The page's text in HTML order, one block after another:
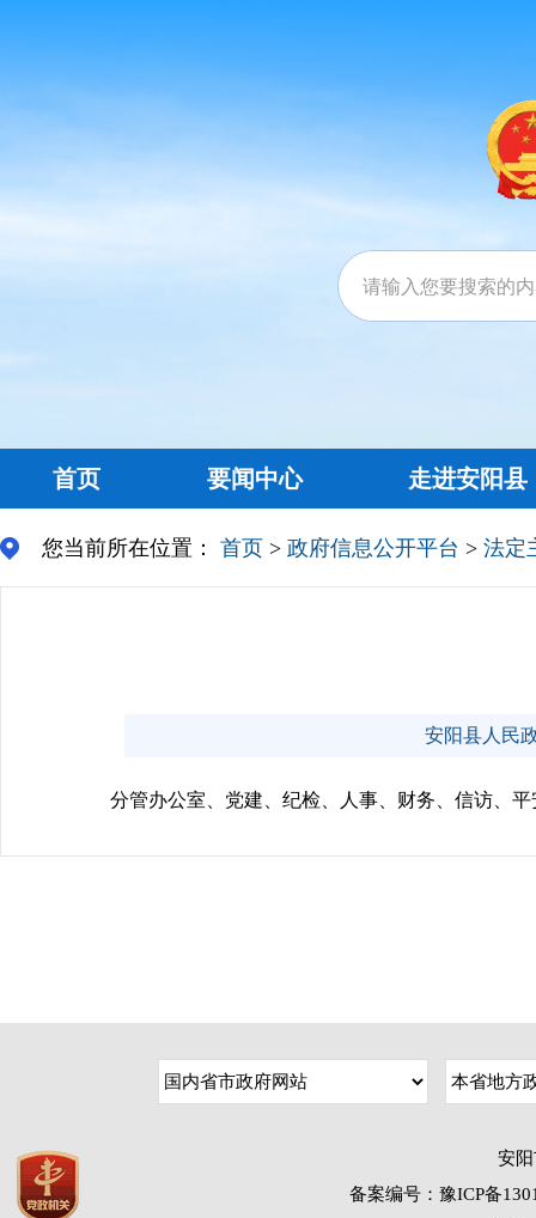
首页 要闻中心 走进安阳县
您当前所在位置： 首页 > 政府信息公开平台 > 法定
安阳县人民
分管办公室、党建、纪检、人事、财务、信访、平
安
备案编号：豫ICP备